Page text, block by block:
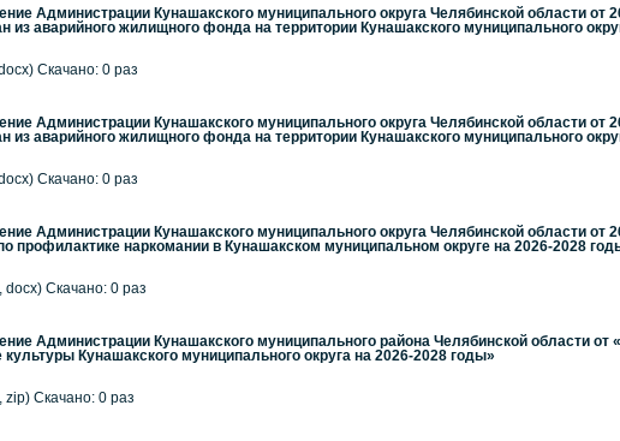
Администрации Кунашакского муниципального округа Челябинской области
из аварийного жилищного фонда на территории Кунашакского муниципального
Скачано: 0 раз
Администрации Кунашакского муниципального округа Челябинской области
из аварийного жилищного фонда на территории Кунашакского муниципального
Скачано: 0 раз
Администрации Кунашакского муниципального округа Челябинской области
профилактике наркомании в Кунашакском муниципальном округе на 2026-2028
docx) Скачано: 0 раз
Администрации Кунашакского муниципального района Челябинской области
Кунашакского муниципального округа на 2026-2028 годы»
zip) Скачано: 0 раз